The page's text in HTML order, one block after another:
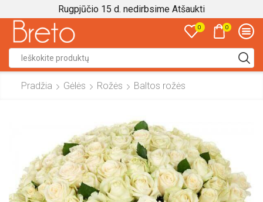
Rugpjūčio 15 d. nedirbsime Atšaukti
0 0
input
Pradžia Gėlės Rožės Baltos rožės